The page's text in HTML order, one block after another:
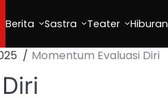
Berita Sastra Teater Hiburan
Momentum Evaluasi Diri